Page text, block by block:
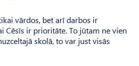
vārdos, bet arī darbos ir
Cēsīs ir prioritāte. To jūtam ne vien
skolā, to var just visās